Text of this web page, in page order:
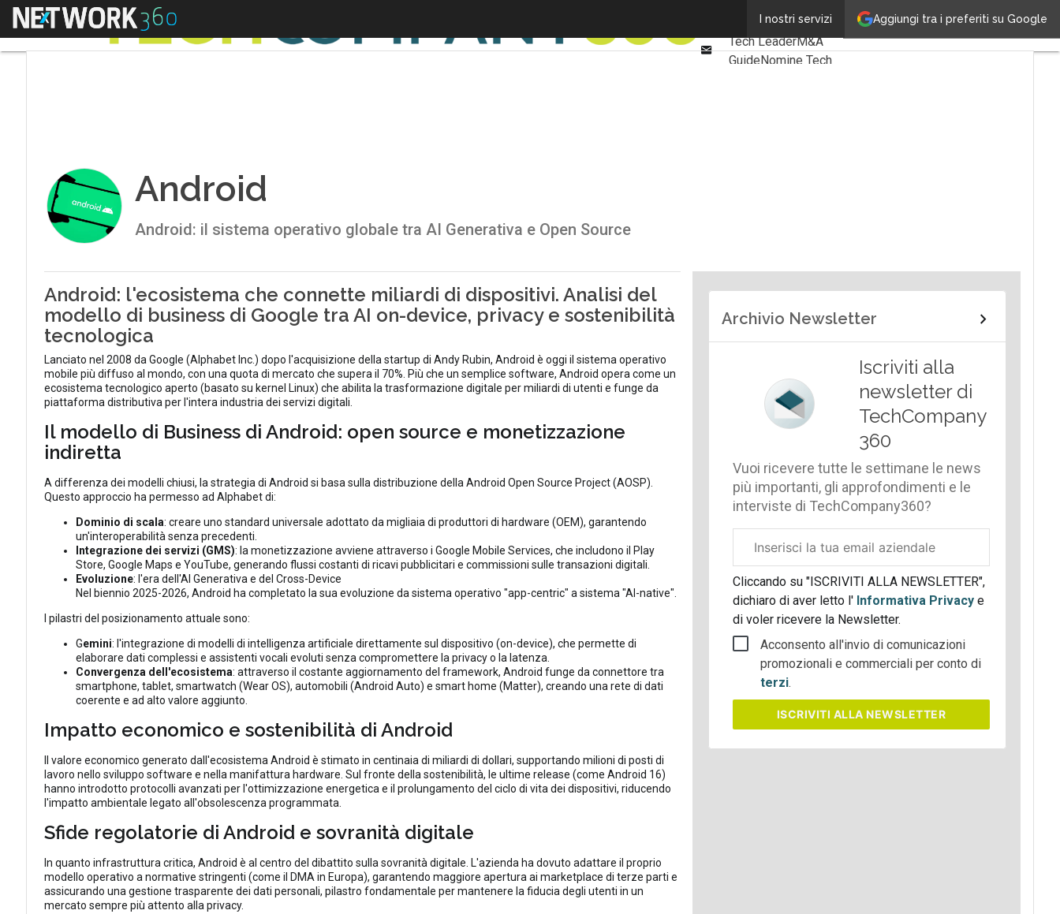
Aggiungi tra i preferiti su Google
I nostri servizi
Menu
Email
Ultimi articoli
Tech LeaderM&A
GuideNomine Tech
Android
Android: il sistema operativo globale tra AI Generativa e Open Source
Android: l'ecosistema che connette miliardi di dispositivi. Analisi del
modello di business di Google tra AI on-device, privacy e sostenibilità
tecnologica
Lanciato nel 2008 da Google (Alphabet Inc.) dopo l'acquisizione della startup di Andy Rubin, Android è oggi il sistema operativo
mobile più diffuso al mondo, con una quota di mercato che supera il 70%. Più che un semplice software, Android opera come un
ecosistema tecnologico aperto (basato su kernel Linux) che abilita la trasformazione digitale per miliardi di utenti e funge da
piattaforma distributiva per l'intera industria dei servizi digitali.
Il modello di Business di Android: open source e monetizzazione
indiretta
A differenza dei modelli chiusi, la strategia di Android si basa sulla distribuzione della Android Open Source Project (AOSP).
Questo approccio ha permesso ad Alphabet di:
Dominio di scala: creare uno standard universale adottato da migliaia di produttori di hardware (OEM), garantendo
un'interoperabilità senza precedenti.
Integrazione dei servizi (GMS): la monetizzazione avviene attraverso i Google Mobile Services, che includono il Play
Store, Google Maps e YouTube, generando flussi costanti di ricavi pubblicitari e commissioni sulle transazioni digitali.
Evoluzione: l'era dell'AI Generativa e del Cross-Device
Nel biennio 2025-2026, Android ha completato la sua evoluzione da sistema operativo "app-centric" a sistema "AI-native".
I pilastri del posizionamento attuale sono:
Gemini: l'integrazione di modelli di intelligenza artificiale direttamente sul dispositivo (on-device), che permette di
elaborare dati complessi e assistenti vocali evoluti senza compromettere la privacy o la latenza.
Convergenza dell'ecosistema: attraverso il costante aggiornamento del framework, Android funge da connettore tra
smartphone, tablet, smartwatch (Wear OS), automobili (Android Auto) e smart home (Matter), creando una rete di dati
coerente e ad alto valore aggiunto.
Impatto economico e sostenibilità di Android
Il valore economico generato dall'ecosistema Android è stimato in centinaia di miliardi di dollari, supportando milioni di posti di
lavoro nello sviluppo software e nella manifattura hardware. Sul fronte della sostenibilità, le ultime release (come Android 16)
hanno introdotto protocolli avanzati per l'ottimizzazione energetica e il prolungamento del ciclo di vita dei dispositivi, riducendo
l'impatto ambientale legato all'obsolescenza programmata.
Sfide regolatorie di Android e sovranità digitale
In quanto infrastruttura critica, Android è al centro del dibattito sulla sovranità digitale. L'azienda ha dovuto adattare il proprio
modello operativo a normative stringenti (come il DMA in Europa), garantendo maggiore apertura ai marketplace di terze parti e
assicurando una gestione trasparente dei dati personali, pilastro fondamentale per mantenere la fiducia degli utenti in un
mercato sempre più attento alla privacy.
Archivio Newsletter
Iscriviti alla
newsletter di
TechCompany
360
Vuoi ricevere tutte le settimane le news
più importanti, gli approfondimenti e le
interviste di TechCompany360?
aziendale
Cliccando su "ISCRIVITI ALLA NEWSLETTER",
dichiaro di aver letto l'Informativa Privacy e
di voler ricevere la Newsletter.
Acconsento all'invio di comunicazioni
promozionali e commerciali per conto di
terzi.
ISCRIVITI ALLA NEWSLETTER